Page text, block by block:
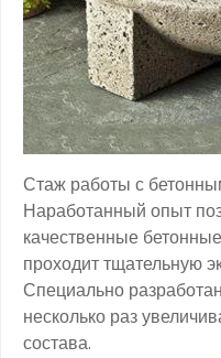
Стаж работы с
Наработанный опыт
качественные
проходит тщательную
Специально
несколько раз
состава.